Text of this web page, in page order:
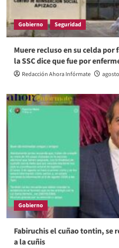
Gobierno Seguridad
Muere recluso en su celda
la SSC dice que fue por
Redacción Ahora Infórmate
Gobierno
Fabiruchis el cuñao tontin, se
a la cuñis